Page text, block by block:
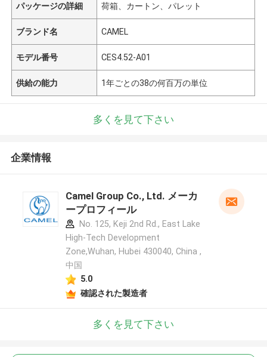
パッケージの詳細 荷箱、カートン、パレット
ブランド名 CAMEL
モデル番号 CES4.52-A01
供給の能力 1年ごとの38の何百万の単位
多くを見て下さい
企業情報
Camel Group Co., Ltd. メーカ
ープロフィール
No. 125, Keji 2nd Rd., East Lake
High-Tech Development
Zone,Wuhan, Hubei 430040, China ,
中国
5.0
確認された製造者
多くを見て下さい